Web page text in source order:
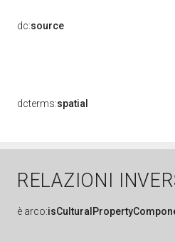
dc:source
dcterms:spatial
RELAZIONI
è arco: